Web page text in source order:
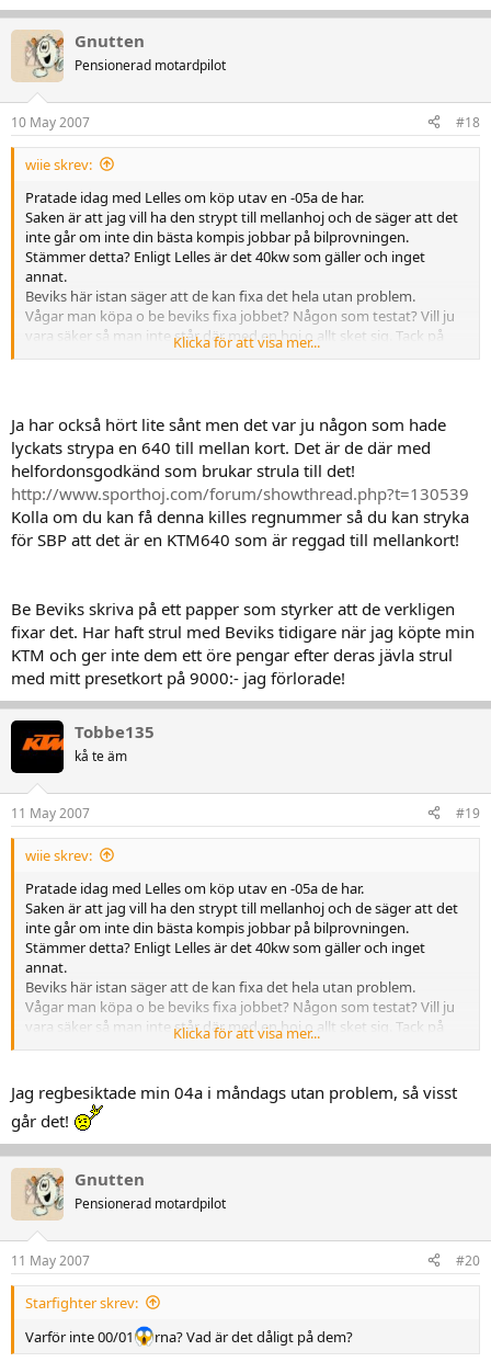
Gnutten
Pensionerad motardpilot
10 May 2007 #18
wiie skrev:
Pratade idag med Lelles om köp utav en -05a de har.
Saken är att jag vill ha den strypt till mellanhoj och de säger att det
inte går om inte din bästa kompis jobbar på bilprovningen.
Stämmer detta? Enligt Lelles är det 40kw som gäller och inget
annat.
Beviks här istan säger att de kan fixa det hela utan problem.
Vågar man köpa o be beviks fixa jobbet? Någon som testat? Vill ju
vara säker så man inte står där med en hoj o allt sket sig. Tack på
förhand!
Klicka för att visa mer...
Ja har också hört lite sånt men det var ju någon som hade
lyckats strypa en 640 till mellan kort. Det är de där med
helfordonsgodkänd som brukar strula till det!
http://www.sporthoj.com/forum/showthread.php?t=130539
Kolla om du kan få denna killes regnummer så du kan stryka
för SBP att det är en KTM640 som är reggad till mellankort!
Be Beviks skriva på ett papper som styrker att de verkligen
fixar det. Har haft strul med Beviks tidigare när jag köpte min
KTM och ger inte dem ett öre pengar efter deras jävla strul
med mitt presetkort på 9000:- jag förlorade!
Tobbe135
kå te äm
11 May 2007 #19
wiie skrev:
Pratade idag med Lelles om köp utav en -05a de har.
Saken är att jag vill ha den strypt till mellanhoj och de säger att det
inte går om inte din bästa kompis jobbar på bilprovningen.
Stämmer detta? Enligt Lelles är det 40kw som gäller och inget
annat.
Beviks här istan säger att de kan fixa det hela utan problem.
Vågar man köpa o be beviks fixa jobbet? Någon som testat? Vill ju
vara säker så man inte står där med en hoj o allt sket sig. Tack på
förhand!
Klicka för att visa mer...
Jag regbesiktade min 04a i måndags utan problem, så visst
går det!
Gnutten
Pensionerad motardpilot
11 May 2007 #20
Starfighter skrev:
Varför inte 00/01
rna? Vad är det dåligt på dem?